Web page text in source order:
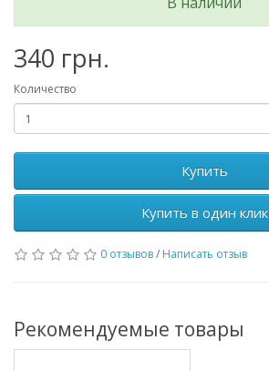
340 грн.
Количество
Купить
Купить в один клик
0 отзывов/ Написать отзыв
Рекомендуемые товары